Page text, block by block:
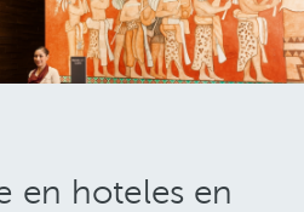
en hoteles en